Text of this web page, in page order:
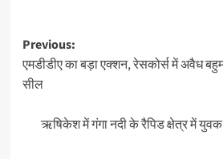
Post
navigation
Previous:
एमडीडीए का बड़ा एक्शन, रेसकोर्स में अवैध
सील
ऋषिकेश में गंगा नदी के रैपिड क्षेत्र में